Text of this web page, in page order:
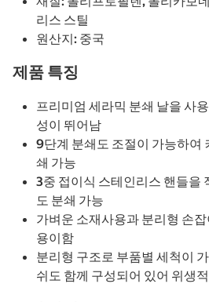
리스 스틸
원산지: 중국
제품 특징
프리미엄 세라믹 분쇄 날을 사
성이 뛰어남
9단계 분쇄도 조절이 가능하여
쇄 가능
3중 접이식 스테인리스 핸들을
도 분쇄 가능
가벼운 소재사용과 분리형 손
용이함
분리형 구조로 부품별 세척이
쉬도 함께 구성되어 있어 위생